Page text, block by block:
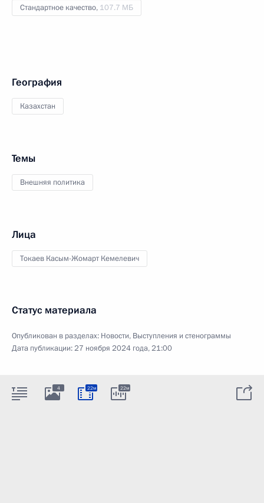
Стандартное качество, 107.7 МБ
География
Казахстан
Темы
Внешняя политика
Лица
Токаев Касым-Жомарт Кемелевич
Статус материала
Опубликован в разделах: Новости, Выступления и стенограммы
Дата публикации:27 ноября 2024 года, 21:00
4 22м 22м